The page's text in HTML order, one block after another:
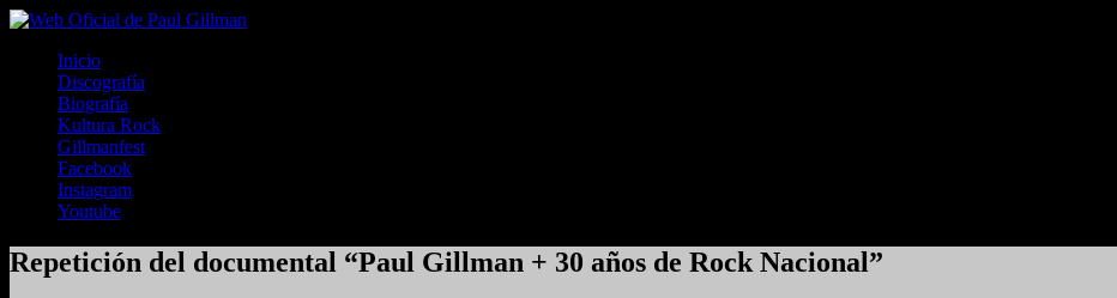
Inicio
Discografía
Biografía
Kultura Rock
Gillmanfest
Facebook
Instagram
Youtube
Repetición del documental “Paul Gillman + 30 años de Rock Nacional”